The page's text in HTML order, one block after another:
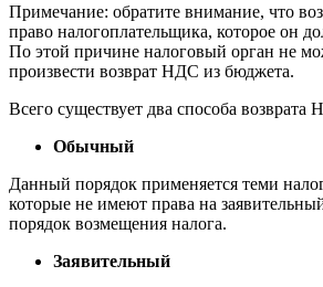
Примечание: обратите внимание, что
право налогоплательщика, которое он
По этой причине налоговый орган не
произвести возврат НДС из бюджета.
Всего существует два способа
Обычный
Данный порядок применяется теми
которые не имеют права на
порядок возмещения налога.
Заявительный